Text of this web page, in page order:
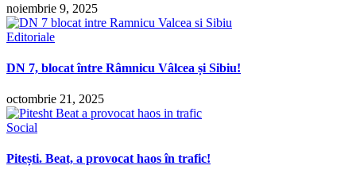
noiembrie 9, 2025
Editoriale
DN 7, blocat între Râmnicu Vâlcea și Sibiu!
octombrie 21, 2025
Social
Pitești. Beat, a provocat haos în trafic!